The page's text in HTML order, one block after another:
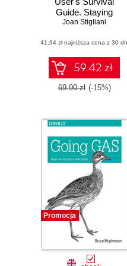
Guide. Staying
Healthy in a High
Joan Stigliani
(41,94 zł najniższa cena z 30
59.42 zł
69.90 zł (-15%)
Promocja